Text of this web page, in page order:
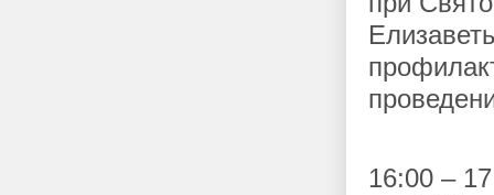
16:00 –